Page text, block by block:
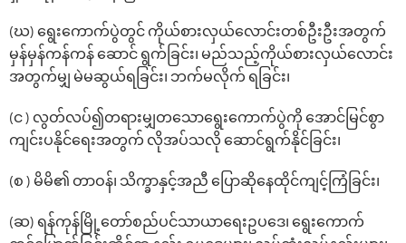
(ဃ) ရွေးကောက်ပွဲတွင် ကိုယ်စားလှယ်လောင်းတစ်ဦးဦးအတွက်
မှန်မှန်ကန်ကန် ဆောင် ရွက်ခြင်း၊ မည်သည့်ကိုယ်စားလှယ်လောင်း
အတွက်မျှ မဲမဆွယ်ရခြင်း၊ ဘက်မလိုက် ရခြင်း၊
(င ) လွတ်လပ်၍တရားမျှတသောရွေးကောက်ပွဲကို အောင်မြင်စွာ
ကျင်းပနိုင်ရေးအတွက် လိုအပ်သလို ဆောင်ရွက်နိုင်ခြင်း၊
(စ ) မိမိ၏ တာဝန်၊ သိက္ခာနှင့်အညီ ပြောဆိုနေထိုင်ကျင့်ကြံခြင်း၊
(ဆ) ရန်ကုန်မြို့တော်စည်ပင်သာယာရေးဥပဒေ၊ ရွေးကောက်